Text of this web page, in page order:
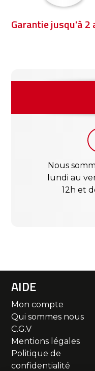
Garantie jusqu'à 2
Nous
lundi au
12h et
AIDE
Mon compte
Qui sommes nous
C.G.V
Mentions légales
Politique de
confidentialité